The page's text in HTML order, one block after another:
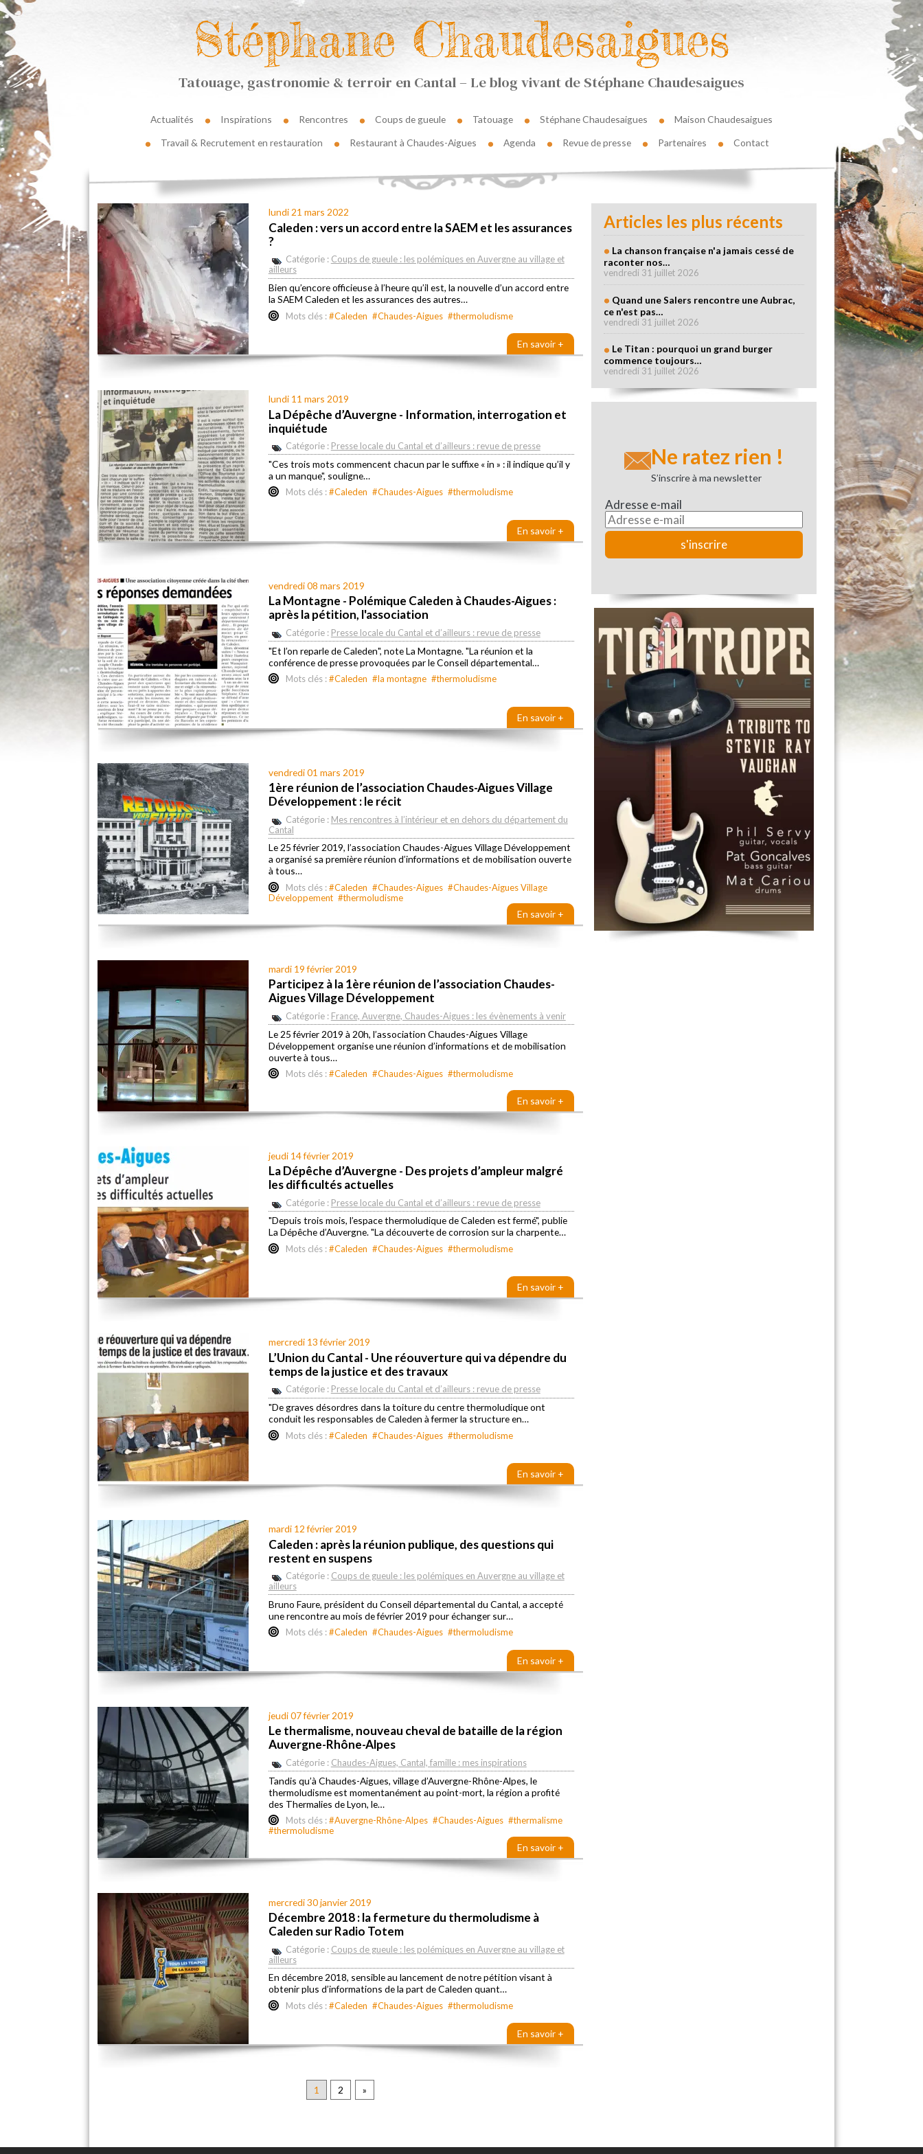
Stéphane Chaudesaigues
Tatouage, gastronomie & terroir en Cantal – Le blog vivant de Stéphane Chaudesaigues
Actualités Inspirations Rencontres Coups de gueule Tatouage Stéphane Chaudesaigues
Maison Chaudesaigues
Travail & Recrutement en restauration
Restaurant à Chaudes-Aigues Agenda Revue de presse Partenaires Contact
lundi 21 mars 2022
Caleden : vers un accord entre la SAEM et les assurances
?
Catégorie : Coups de gueule : les polémiques en Auvergne au village et
ailleurs
Bien qu’encore officieuse à l’heure qu’il est, la nouvelle d’un accord entre
la SAEM Caleden et les assurances des autres…
Mots clés : #Caleden #Chaudes-Aigues #thermoludisme
En savoir +
lundi 11 mars 2019
La Dépêche d’Auvergne - Information, interrogation et
inquiétude
Catégorie : Presse locale du Cantal et d’ailleurs : revue de presse
"Ces trois mots commencent chacun par le suffixe « in » : il indique qu’il y
a un manque", souligne…
Mots clés : #Caleden #Chaudes-Aigues #thermoludisme
En savoir +
vendredi 08 mars 2019
La Montagne - Polémique Caleden à Chaudes-Aigues :
après la pétition, l'association
Catégorie : Presse locale du Cantal et d’ailleurs : revue de presse
"Et l’on reparle de Caleden", note La Montagne. "La réunion et la
conférence de presse provoquées par le Conseil départemental…
Mots clés : #Caleden #la montagne #thermoludisme
En savoir +
vendredi 01 mars 2019
1ère réunion de l’association Chaudes-Aigues Village
Développement : le récit
Catégorie : Mes rencontres à l’intérieur et en dehors du département du
Cantal
Le 25 février 2019, l’association Chaudes-Aigues Village Développement
a organisé sa première réunion d’informations et de mobilisation ouverte
à tous…
Mots clés : #Caleden #Chaudes-Aigues #Chaudes-Aigues Village
Développement #thermoludisme
En savoir +
mardi 19 février 2019
Participez à la 1ère réunion de l’association Chaudes-
Aigues Village Développement
Catégorie : France, Auvergne, Chaudes-Aigues : les évènements à venir
Le 25 février 2019 à 20h, l’association Chaudes-Aigues Village
Développement organise une réunion d’informations et de mobilisation
ouverte à tous…
Mots clés : #Caleden #Chaudes-Aigues #thermoludisme
En savoir +
jeudi 14 février 2019
La Dépêche d’Auvergne - Des projets d’ampleur malgré
les difficultés actuelles
Catégorie : Presse locale du Cantal et d’ailleurs : revue de presse
"Depuis trois mois, l’espace thermoludique de Caleden est fermé", publie
La Dépêche d’Auvergne. "La découverte de corrosion sur la charpente…
Mots clés : #Caleden #Chaudes-Aigues #thermoludisme
En savoir +
mercredi 13 février 2019
L’Union du Cantal - Une réouverture qui va dépendre du
temps de la justice et des travaux
Catégorie : Presse locale du Cantal et d’ailleurs : revue de presse
"De graves désordres dans la toiture du centre thermoludique ont
conduit les responsables de Caleden à fermer la structure en…
Mots clés : #Caleden #Chaudes-Aigues #thermoludisme
En savoir +
mardi 12 février 2019
Caleden : après la réunion publique, des questions qui
restent en suspens
Catégorie : Coups de gueule : les polémiques en Auvergne au village et
ailleurs
Bruno Faure, président du Conseil départemental du Cantal, a accepté
une rencontre au mois de février 2019 pour échanger sur…
Mots clés : #Caleden #Chaudes-Aigues #thermoludisme
En savoir +
jeudi 07 février 2019
Le thermalisme, nouveau cheval de bataille de la région
Auvergne-Rhône-Alpes
Catégorie : Chaudes-Aigues, Cantal, famille : mes inspirations
Tandis qu’à Chaudes-Aigues, village d’Auvergne-Rhône-Alpes, le
thermoludisme est momentanément au point-mort, la région a profité
des Thermalies de Lyon, le…
Mots clés : #Auvergne-Rhône-Alpes #Chaudes-Aigues #thermalisme
#thermoludisme
En savoir +
mercredi 30 janvier 2019
Décembre 2018 : la fermeture du thermoludisme à
Caleden sur Radio Totem
Catégorie : Coups de gueule : les polémiques en Auvergne au village et
ailleurs
En décembre 2018, sensible au lancement de notre pétition visant à
obtenir plus d’informations de la part de Caleden quant…
Mots clés : #Caleden #Chaudes-Aigues #thermoludisme
En savoir +
1 2 »
Articles les plus récents
La chanson française n'a jamais cessé de
raconter nos…
vendredi 31 juillet 2026
Quand une Salers rencontre une Aubrac,
ce n'est pas…
vendredi 31 juillet 2026
Le Titan : pourquoi un grand burger
commence toujours…
vendredi 31 juillet 2026
Ne ratez rien !
S’inscrire à ma newsletter
Adresse e-mail